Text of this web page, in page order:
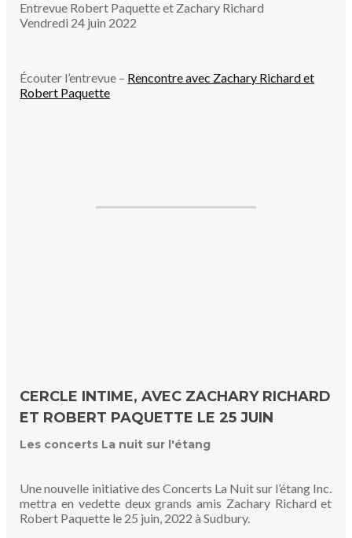
Entrevue Robert Paquette et Zachary Richard
Vendredi 24 juin 2022
Écouter l’entrevue – Rencontre avec Zachary Richard et
Robert Paquette
CERCLE INTIME, AVEC ZACHARY RICHARD
ET ROBERT PAQUETTE LE 25 JUIN
Les concerts La nuit sur l'étang
Une nouvelle initiative des Concerts La Nuit sur l’étang Inc.
mettra en vedette deux grands amis Zachary Richard et
Robert Paquette le 25 juin, 2022 à Sudbury.